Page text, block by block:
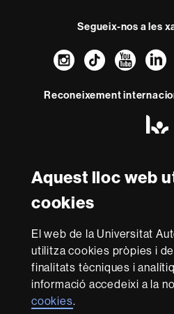
Aquest lloc web
cookies
El web de la Universitat
utilitza cookies pròpies i
finalitats tècniques i
informació accedeixi a la
cookies.
Segueix-nos a les
Instagram
TikTok
Reconeixement
Amb el
Sobre
aquest
web
Avís legal Protecció
web